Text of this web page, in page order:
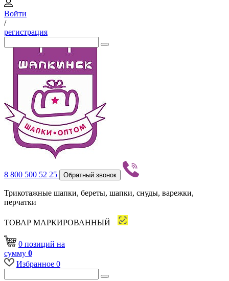
Войти
/
регистрация
8 800 500 52 25 Обратный звонок
Трикотажные шапки, береты, шапки, снуды, варежки,
перчатки
ТОВАР МАРКИРОВАННЫЙ
0 позиций на
сумму 0
Избранное 0